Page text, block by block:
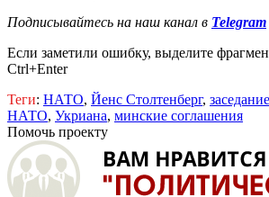
Подписывайтесь на наш канал в Telegram
Если заметили ошибку, выделите
Ctrl+Enter
Теги: НАТО, Йенс Столтенберг,
НАТО, Укриана, минские соглашения
Помочь проекту